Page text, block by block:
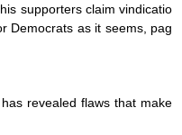
supporters claim vindicatio
Democrats as it seems, pag
revealed flaws that make